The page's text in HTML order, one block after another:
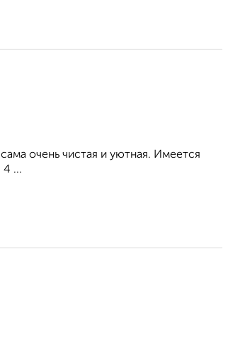
очень чистая и уютная. Имеется
4 ...